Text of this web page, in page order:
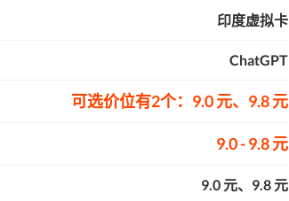
印度虚拟卡
ChatGPT
可选价位有2个：9.0 元、9.8 元
9.0 - 9.8 元
9.0 元、9.8 元